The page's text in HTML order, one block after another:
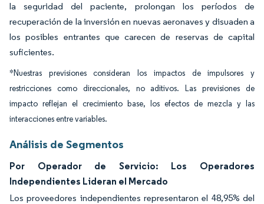
la seguridad del paciente, prolongan los períodos de
recuperación de la inversión en nuevas aeronaves y disuaden a
los posibles entrantes que carecen de reservas de capital
suficientes.
*Nuestras previsiones consideran los impactos de impulsores y
restricciones como direccionales, no aditivos. Las previsiones de
impacto reflejan el crecimiento base, los efectos de mezcla y las
interacciones entre variables.
Análisis de Segmentos
Por Operador de Servicio: Los Operadores
Independientes Lideran el Mercado
Los proveedores independientes representaron el 48,95% del